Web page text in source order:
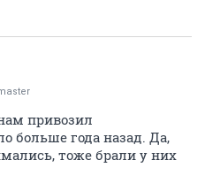
привозил
больше года назад. Да,
тоже брали у них